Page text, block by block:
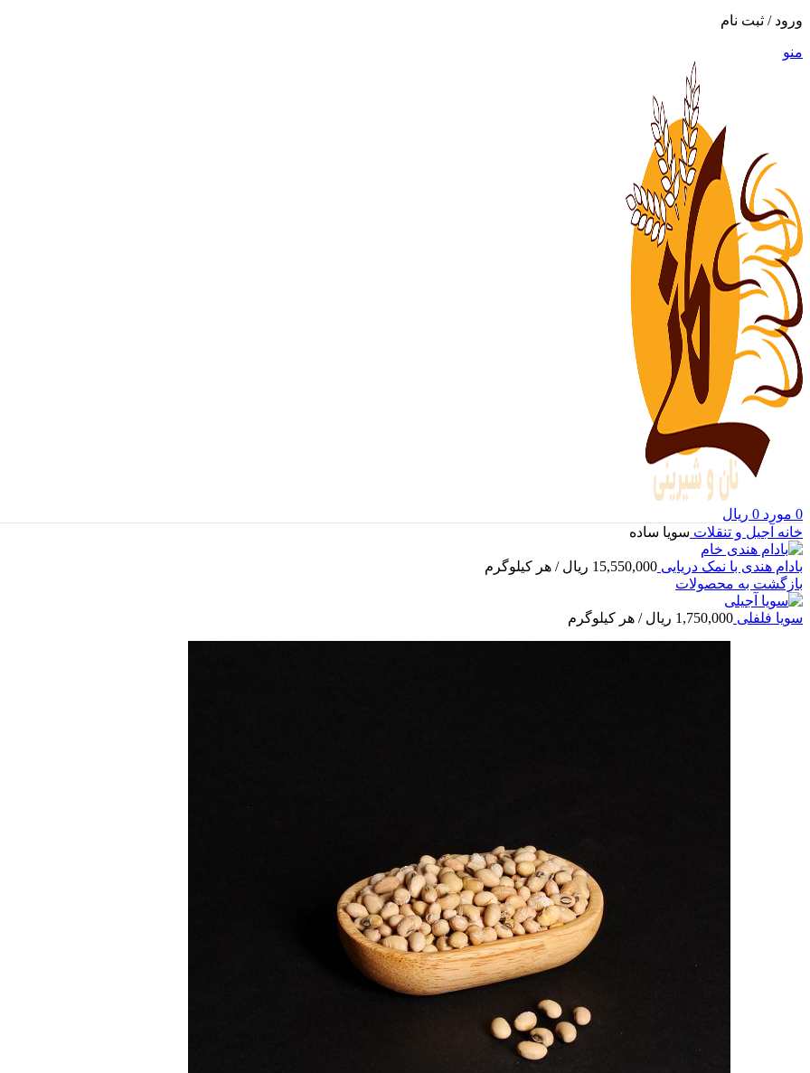
ورود / ثبت نام
منو
0 مورد 0 ریال
خانه آجیل و تنقلات سویا ساده
بادام هندی با نمک دریایی 15,550,000 ریال / هر کیلوگرم
بازگشت به محصولات
سویا فلفلی 1,750,000 ریال / هر کیلوگرم